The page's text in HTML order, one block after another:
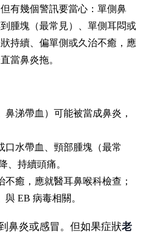
有幾個警訊要當心：單側鼻
腫塊（最常見）、單側耳悶或
持續、偏單側或久治不癒，應
當鼻炎拖。
涕帶血）可能被當成鼻炎，
口水帶血、頸部腫塊（最常
、持續頭痛。
癒，應就醫耳鼻喉科檢查；
EB 病毒相關。
鼻炎或感冒。但如果症狀老